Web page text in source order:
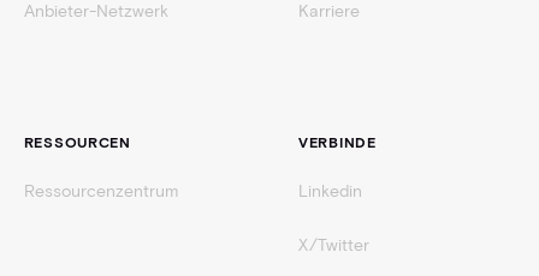
Anbieter-Netzwerk Karriere
RESSOURCEN
Ressourcenzentrum
VERBINDE
Linkedin
X/Twitter